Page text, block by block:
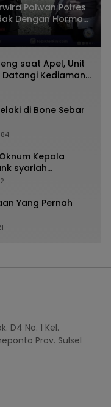
Polwan Polres
Dengan Hormat
saat Apel, Unit
Kediaman
di Bone Sebar
Kepala
syariah
di Banjarmasin
Giro Tidak
Tanggal 11
Yang Pernah
D4 No. 1 Kel.
Prov. Sulsel